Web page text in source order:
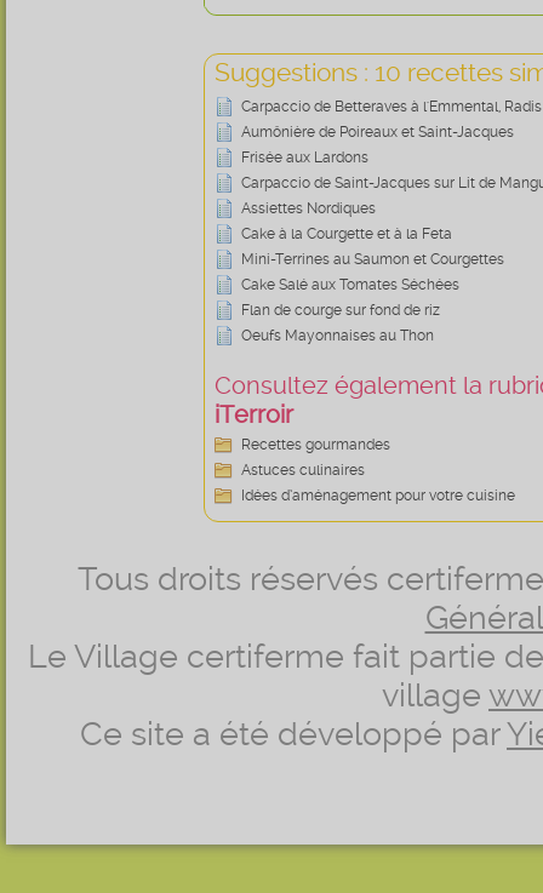
Suggestions : 10 recettes
Carpaccio de Betteraves à l'Emmental,
Aumônière de Poireaux et Saint-Jacques
Frisée aux Lardons
Carpaccio de Saint-Jacques sur Lit de
Assiettes Nordiques
Cake à la Courgette et à la Feta
Mini-Terrines au Saumon et Courgettes
Cake Salé aux Tomates Séchées
Flan de courge sur fond de riz
Oeufs Mayonnaises au Thon
Consultez également la
iTerroir
Recettes gourmandes
Astuces culinaires
Idées d’aménagement pour votre cuisine
Tous droits réservés
Le Village certiferme fait partie
village
Ce site a été développé par